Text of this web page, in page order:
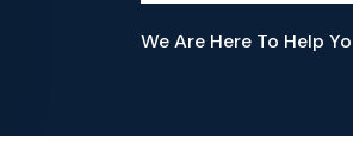
We Are Here To Help